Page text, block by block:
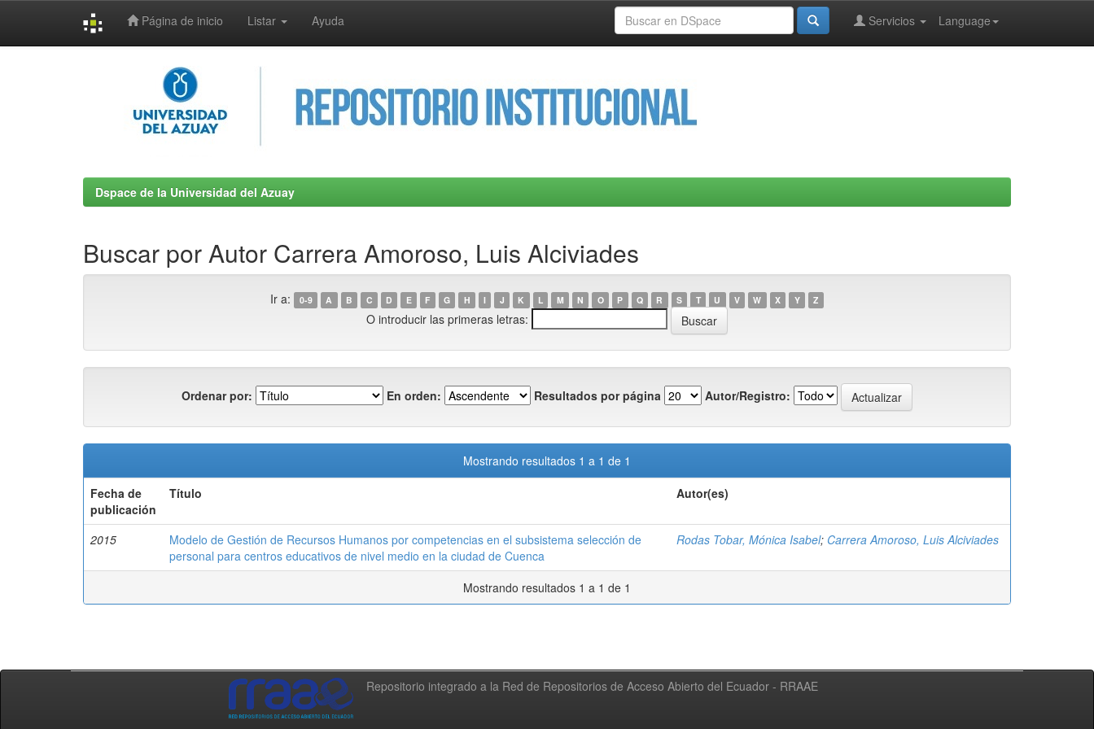
Página de inicio Listar Ayuda Language
Servicios
Dspace de la Universidad del Azuay
Buscar por Autor Carrera Amoroso, Luis Alciviades
Ir a: 0-9 A B C D E F G H I J K L M N O P Q R S T U V W X Y Z
O introducir las primeras letras:
Ordenar por: En orden: Resultados por página Autor/Registro:
Mostrando resultados 1 a 1 de 1
Fecha de
publicación
Título Autor(es)
2015
Modelo de Gestión de Recursos Humanos por competencias en el subsistema selección de
personal para centros educativos de nivel medio en la ciudad de Cuenca
Rodas Tobar, Mónica Isabel; Carrera Amoroso, Luis Alciviades
Mostrando resultados 1 a 1 de 1
Repositorio integrado a la Red de Repositorios de Acceso Abierto del Ecuador - RRAAE